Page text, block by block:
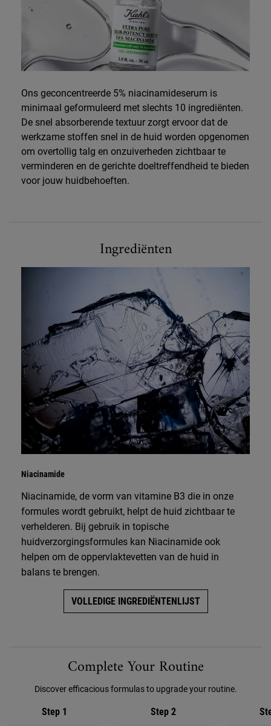
Ons geconcentreerde 5% niacinamideserum is
minimaal geformuleerd met slechts 10 ingrediënten.
De snel absorberende textuur zorgt ervoor dat de
werkzame stoffen snel in de huid worden opgenomen
om overtollig talg en onzuiverheden zichtbaar te
verminderen en de gerichte doeltreffendheid te bieden
voor jouw huidbehoeften.
Ingrediënten
Niacinamide
Niacinamide, de vorm van vitamine B3 die in onze
formules wordt gebruikt, helpt de huid zichtbaar te
verhelderen. Bij gebruik in topische
huidverzorgingsformules kan Niacinamide ook
helpen om de oppervlaktevetten van de huid in
balans te brengen.
VOLLEDIGE INGREDIËNTENLIJST
Complete Your Routine
Discover efficacious formulas to upgrade your routine.
Step 1 Step 2